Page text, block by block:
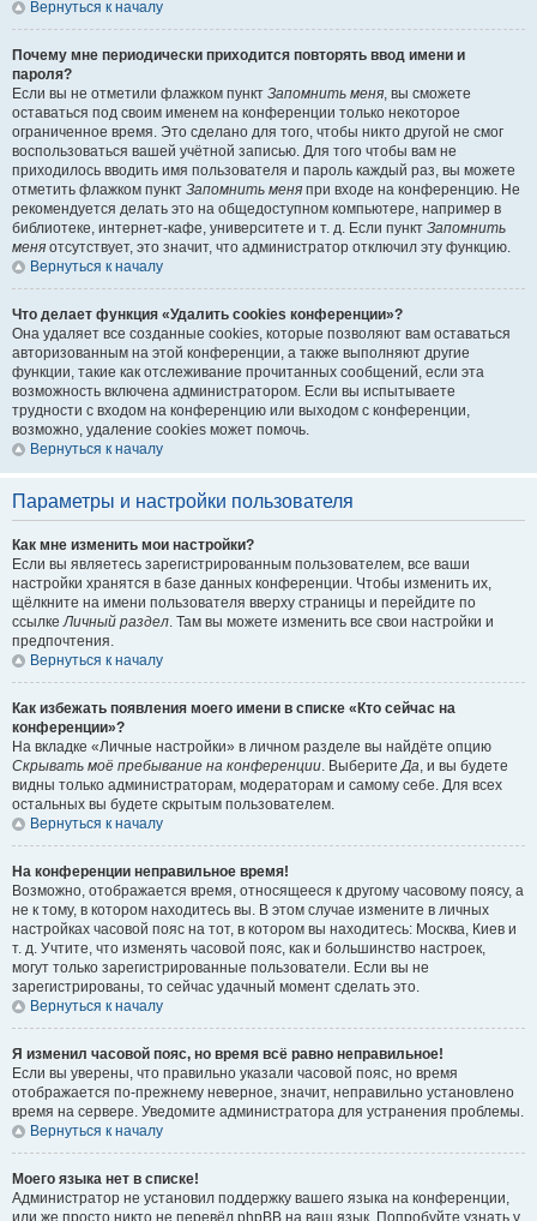
Вернуться к началу
Почему мне периодически приходится повторять ввод имени и
пароля?
Если вы не отметили флажком пункт Запомнить меня, вы сможете
оставаться под своим именем на конференции только некоторое
ограниченное время. Это сделано для того, чтобы никто другой не смог
воспользоваться вашей учётной записью. Для того чтобы вам не
приходилось вводить имя пользователя и пароль каждый раз, вы можете
отметить флажком пункт Запомнить меня при входе на конференцию. Не
рекомендуется делать это на общедоступном компьютере, например в
библиотеке, интернет-кафе, университете и т. д. Если пункт Запомнить
меня отсутствует, это значит, что администратор отключил эту функцию.
Вернуться к началу
Что делает функция «Удалить cookies конференции»?
Она удаляет все созданные cookies, которые позволяют вам оставаться
авторизованным на этой конференции, а также выполняют другие
функции, такие как отслеживание прочитанных сообщений, если эта
возможность включена администратором. Если вы испытываете
трудности с входом на конференцию или выходом с конференции,
возможно, удаление cookies может помочь.
Вернуться к началу
Параметры и настройки пользователя
Как мне изменить мои настройки?
Если вы являетесь зарегистрированным пользователем, все ваши
настройки хранятся в базе данных конференции. Чтобы изменить их,
щёлкните на имени пользователя вверху страницы и перейдите по
ссылкеЛичный раздел. Там вы можете изменить все свои настройки и
предпочтения.
Вернуться к началу
Как избежать появления моего имени в списке «Кто сейчас на
конференции»?
На вкладке «Личные настройки» в личном разделе вы найдёте опцию
Скрывать моё пребывание на конференции. ВыберитеДа, и вы будете
видны только администраторам, модераторам и самому себе. Для всех
остальных вы будете скрытым пользователем.
Вернуться к началу
На конференции неправильное время!
Возможно, отображается время, относящееся к другому часовому поясу, а
не к тому, в котором находитесь вы. В этом случае измените в личных
настройках часовой пояс на тот, в котором вы находитесь: Москва, Киев и
т. д. Учтите, что изменять часовой пояс, как и большинство настроек,
могут только зарегистрированные пользователи. Если вы не
зарегистрированы, то сейчас удачный момент сделать это.
Вернуться к началу
Я изменил часовой пояс, но время всё равно неправильное!
Если вы уверены, что правильно указали часовой пояс, но время
отображается по-прежнему неверное, значит, неправильно установлено
время на сервере. Уведомите администратора для устранения проблемы.
Вернуться к началу
Моего языка нет в списке!
Администратор не установил поддержку вашего языка на конференции,
или же просто никто не перевёл phpBB на ваш язык. Попробуйте узнать у